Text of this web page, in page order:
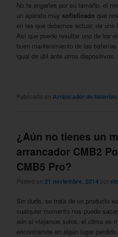
No te engañes por su tamaño, el
un aparato muy sofisticado que
en las que debemos actuar, de una
Así que puede resultar uno de los
buen mantenimiento de las
igual de útil ante otros dispositivos.
Publicado en Arrancador de baterías
¿Aún no tienes un
arrancador CMB2
CMB5 Pro?
Posted on 21 noviembre, 2014 por
Sin duda, se trata de un producto
cualquier momento nos puede
aún si viajamos solos, el clima es
encontramos en algún lugar perdido.